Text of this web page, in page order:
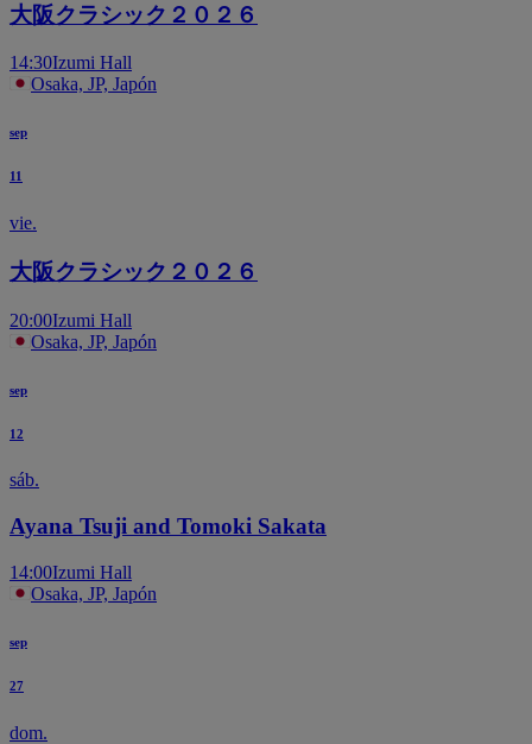
大阪クラシック２０２６
14:30Izumi Hall
Osaka, JP, Japón
sep
11
vie.
大阪クラシック２０２６
20:00Izumi Hall
Osaka, JP, Japón
sep
12
sáb.
Ayana Tsuji and Tomoki Sakata
14:00Izumi Hall
Osaka, JP, Japón
sep
27
dom.